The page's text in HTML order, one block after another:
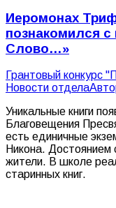
Иеромонах
познакомился
Слово…»
Грантовый конкурс
Новости отдела
Уникальные книги
Благовещения
есть единичные
Никона. Достоянием
жители. В школе
старинных книг.